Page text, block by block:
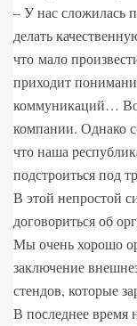
– У нас сложилась
делать
что мало
приходит
коммуникаций…
компании. Однако
что наша
подстроиться под
В этой непростой
договориться об
Мы очень хорошо
заключение
стендов, которые
В последнее время